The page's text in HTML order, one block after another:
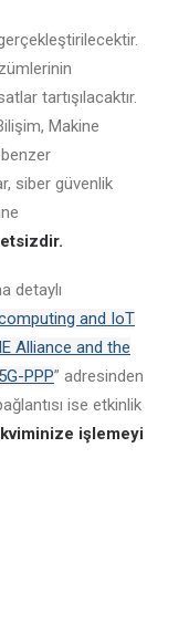
tartışılacaktır.
Makine
siber güvenlik
detaylı
and IoT
Alliance and the
PPP” adresinden
ise etkinlik
işlemeyi